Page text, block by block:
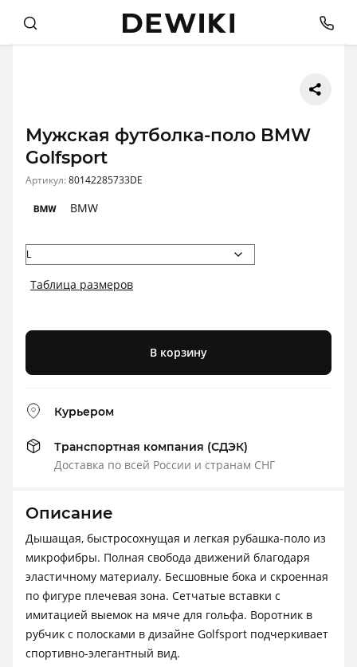
Мужская футболка-поло BMW
Golfsport
Артикул:80142285733DE
BMW
Таблица размеров
В корзину
Курьером
Транспортная компания (СДЭК)
Доставка по всей России и странам СНГ
Описание
Дышащая, быстросохнущая и легкая рубашка-поло из
микрофибры. Полная свобода движений благодаря
эластичному материалу. Бесшовные бока и скроенная
по фигуре плечевая зона. Сетчатые вставки с
имитацией выемок на мяче для гольфа. Воротник в
рубчик с полосками в дизайне Golfsport подчеркивает
спортивно-элегантный вид.